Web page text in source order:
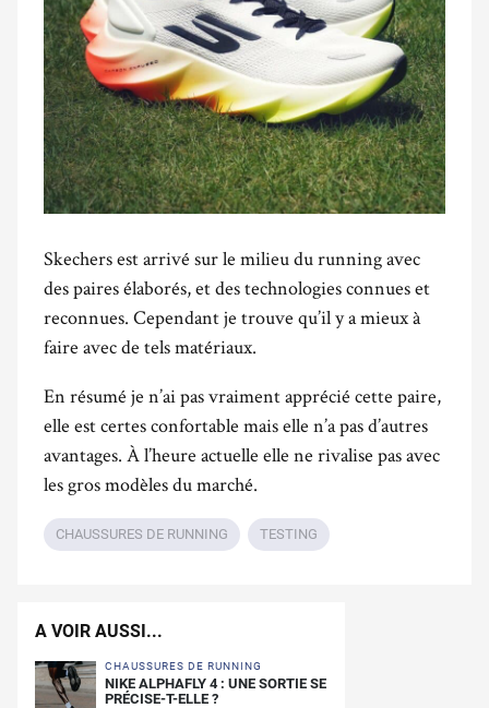
Skechers est arrivé sur le milieu du running avec
des paires élaborés, et des technologies connues et
reconnues. Cependant je trouve qu’il y a mieux à
faire avec de tels matériaux.
En résumé je n’ai pas vraiment apprécié cette paire,
elle est certes confortable mais elle n’a pas d’autres
avantages. À l’heure actuelle elle ne rivalise pas avec
les gros modèles du marché.
CHAUSSURES DE RUNNING TESTING
A VOIR AUSSI...
CHAUSSURES DE RUNNING
NIKE ALPHAFLY 4 : UNE SORTIE SE
PRÉCISE-T-ELLE ?